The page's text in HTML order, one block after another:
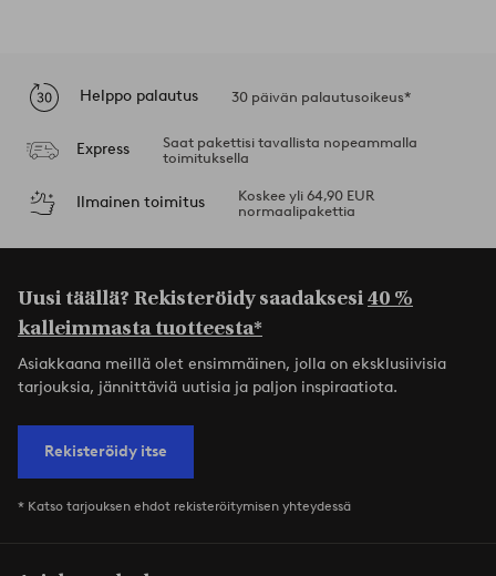
Helppo palautus 30 päivän palautusoikeus*
Express
Saat pakettisi tavallista nopeammalla
toimituksella
Ilmainen toimitus
Koskee yli 64,90 EUR
normaalipakettia
Uusi täällä? Rekisteröidy saadaksesi40 %
kalleimmasta tuotteesta*
Asiakkaana meillä olet ensimmäinen, jolla on eksklusiivisia
tarjouksia, jännittäviä uutisia ja paljon inspiraatiota.
Rekisteröidy itse
* Katso tarjouksen ehdot rekisteröitymisen yhteydessä